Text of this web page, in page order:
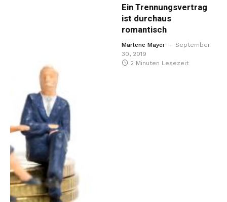
Ein Trennungsvertrag
ist durchaus
romantisch
Marlene Mayer
September
30, 2019
2 Minuten Lesezeit